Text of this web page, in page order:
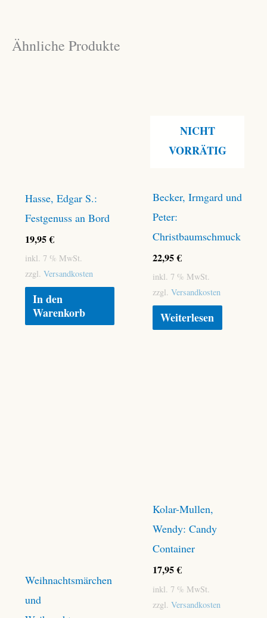
Ähnliche Produkte
Hasse, Edgar S.:
Festgenuss an Bord
19,95€
inkl. 7 % MwSt.
zzgl. Versandkosten
In den
Warenkorb
NICHT
VORRÄTIG
Becker, Irmgard und
Peter:
Christbaumschmuck
22,95€
inkl. 7 % MwSt.
zzgl. Versandkosten
Weiterlesen
Weihnachtsmärchen
und
Kolar-Mullen,
Wendy: Candy
Container
17,95€
inkl. 7 % MwSt.
zzgl. Versandkosten